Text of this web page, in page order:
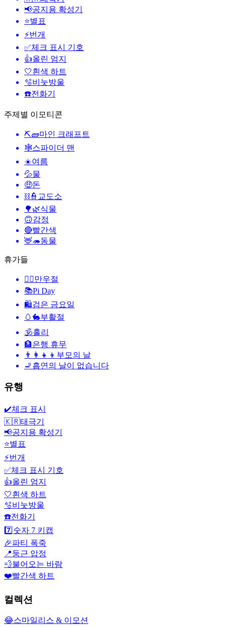
📢공지용 확성기
⭐별표
⚡번개
✅체크 표시 기호
👍올린 엄지
🤍흰색 하트
🫧비눗방울
☎️전화기
주제별 이모티콘
⛏🧱마인 크래프트
🕸️스파이더 맨
☀️여름
💦물
🤑돈
⛓️👮 교도소
🌳🌿식물
🙃감정
🔴빨간색
🦌🦔동물
휴가들
🙆‍♂️만우절
📚Pi Day
🛍검은 금요일
🥚🐇부활절
🕉홀리
🏦은행 휴무
👨‍👩‍👧‍👦 부모의 날
🚬 흡연의 날이 없습니다
유행
✔️체크 표시
🇰🇷태극기
📢공지용 확성기
⭐별표
⚡번개
✅체크 표시 기호
👍올린 엄지
🤍흰색 하트
🫧비눗방울
☎️전화기
7️⃣ 숫자 7 키캡
🎉파티 폭죽
📍둥근 압정
💨불어오는 바람
❤️빨간색 하트
컬렉션
😂스마일리스 & 이모션